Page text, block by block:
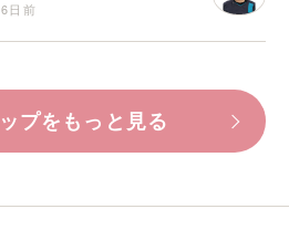
6日前
プをもっと見る